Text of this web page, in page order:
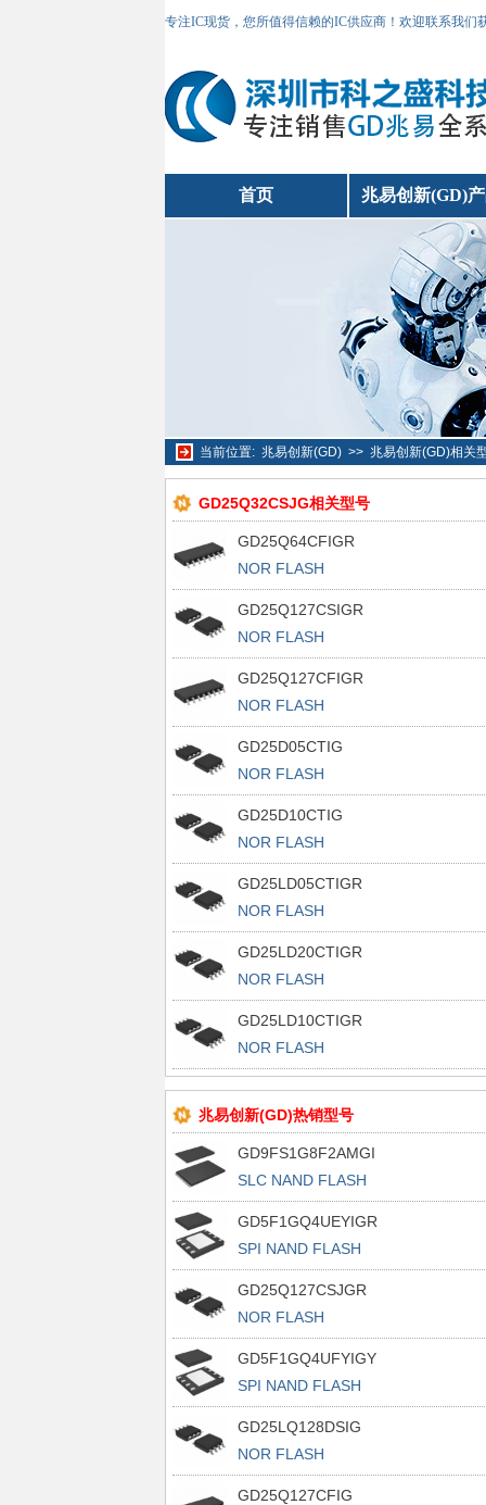
专注IC现货，您所值得信赖的IC供应商！欢迎联系我们
首页 兆易创新(GD)
当前位置: 兆易创新(GD)>> 兆易创新(GD)相关
GD25Q32CSJG相关型号
GD25Q64CFIGR
NOR FLASH
GD25Q127CSIGR
NOR FLASH
GD25Q127CFIGR
NOR FLASH
GD25D05CTIG
NOR FLASH
GD25D10CTIG
NOR FLASH
GD25LD05CTIGR
NOR FLASH
GD25LD20CTIGR
NOR FLASH
GD25LD10CTIGR
NOR FLASH
兆易创新(GD)热销型号
GD9FS1G8F2AMGI
SLC NAND FLASH
GD5F1GQ4UEYIGR
SPI NAND FLASH
GD25Q127CSJGR
NOR FLASH
GD5F1GQ4UFYIGY
SPI NAND FLASH
GD25LQ128DSIG
NOR FLASH
GD25Q127CFIG